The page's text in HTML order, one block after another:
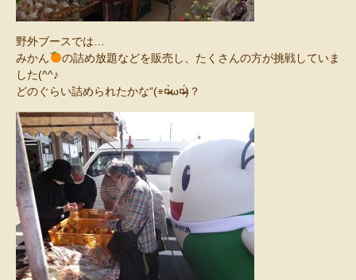
野外ブースでは…
みかん
の詰め放題などを販売し、たくさんの方が挑戦していま
した(^^♪
どのぐらい詰められたかな“(⌯¤̴̶̷̀ω¤̴̶̷́)？